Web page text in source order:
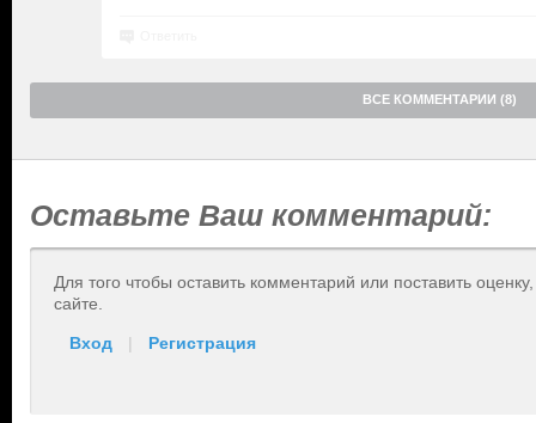
ВСЕ КОММЕНТАРИИ (8)
Оставьте Ваш комментарий:
Для того чтобы оставить комментарий или поставить
сайте.
Вход | Регистрация